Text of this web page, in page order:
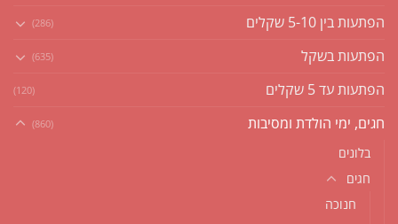
הפתעות בין 5-10 שקלים (286)
הפתעות בשקל (635)
הפתעות עד 5 שקלים (120)
חגים, ימי הולדת ומסיבות (860)
בלונים
חגים
חנוכה